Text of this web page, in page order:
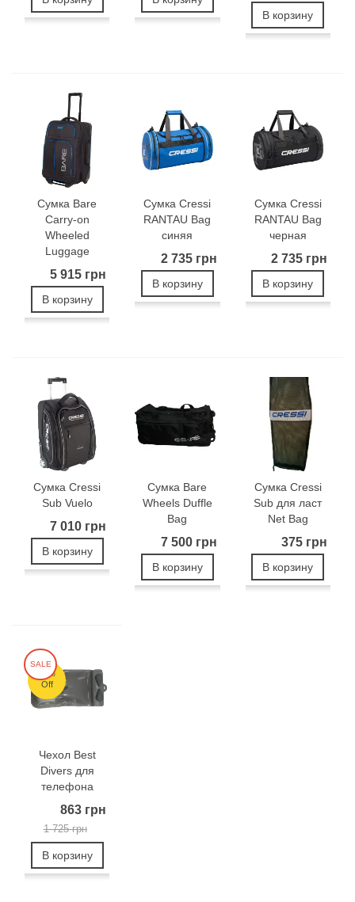
В корзину
Сумка Bare
Carry-on
Wheeled
Luggage
5 915 грн
В корзину
Сумка Cressi
RANTAU Bag
синяя
2 735 грн
В корзину
Сумка Cressi
RANTAU Bag
черная
2 735 грн
В корзину
Сумка Cressi
Sub Vuelo
7 010 грн
В корзину
Сумка Bare
Wheels Duffle
Bag
7 500 грн
В корзину
Сумка Cressi
Sub для ласт
Net Bag
375 грн
В корзину
SALE
50%
Off
Чехол Best
Divers для
телефона
863 грн
1 725 грн
В корзину